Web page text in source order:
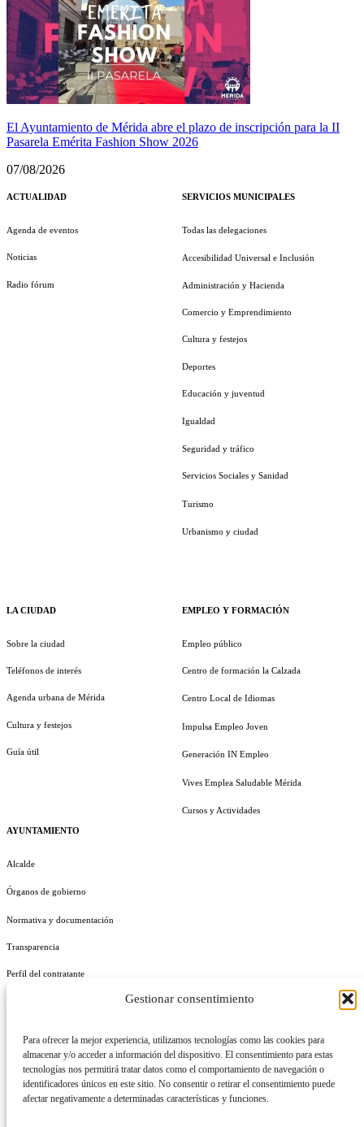
Gestionar consentimiento
Para ofrecer la mejor experiencia, utilizamos tecnologías como las cookies para
almacenar y/o acceder a información del dispositivo. El consentimiento para estas
tecnologías nos permitirá tratar datos como el comportamiento de navegación o
identificadores únicos en este sitio. No consentir o retirar el consentimiento puede
afectar negativamente a determinadas características y funciones.
El Ayuntamiento de Mérida abre el plazo de inscripción para la II
Pasarela Emérita Fashion Show 2026
07/08/2026
ACTUALIDAD
Agenda de eventos
Noticias
Radio fórum
LA CIUDAD
Sobre la ciudad
Teléfonos de interés
Agenda urbana de Mérida
Cultura y festejos
Guía útil
AYUNTAMIENTO
Alcalde
Órganos de gobierno
Normativa y documentación
Transparencia
Perfil del contratante
SERVICIOS MUNICIPALES
Todas las delegaciones
Accesibilidad Universal e Inclusión
Administración y Hacienda
Comercio y Emprendimiento
Cultura y festejos
Deportes
Educación y juventud
Igualdad
Seguridad y tráfico
Servicios Sociales y Sanidad
Turismo
Urbanismo y ciudad
EMPLEO Y FORMACIÓN
Empleo público
Centro de formación la Calzada
Centro Local de Idiomas
Impulsa Empleo Joven
Generación IN Empleo
Vives Emplea Saludable Mérida
Cursos y Actividades